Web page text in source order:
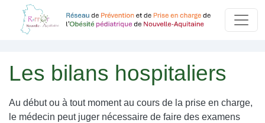
Aller au contenu principal
Les bilans hospitaliers
Au début ou à tout moment au cours de la prise en charge,
le médecin peut juger nécessaire de faire des examens
Panneau de gestion des cookies